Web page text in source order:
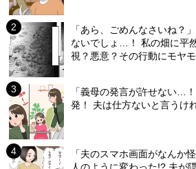
「あら、ごめんなさいね？
ないでしょ…！ 私の畑に平
視？悪意？その行動にモヤ
「義母の発言が許せない…
発！ 夫は仕方ないと言うけ
「夫のスマホ画面がなんか